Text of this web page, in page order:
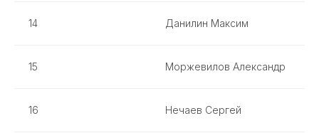
14 Данилин Максим
15 Моржевилов Александр
16 Нечаев Сергей